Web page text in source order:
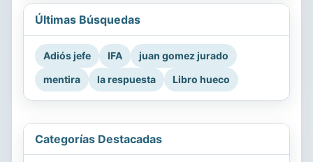
Últimas Búsquedas
Adiós jefe IFA
juan gomez jurado
mentira
la respuesta Libro hueco
Categorías Destacadas